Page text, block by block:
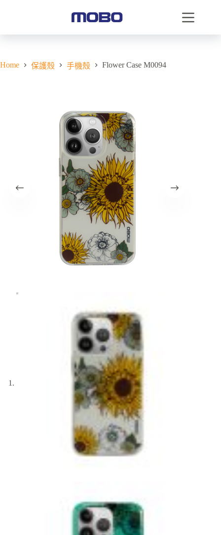
Home 保護殼 手機殼 Flower Case M0094